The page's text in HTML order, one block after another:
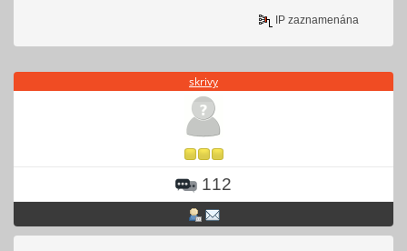
IP zaznamenána
skrivy
112